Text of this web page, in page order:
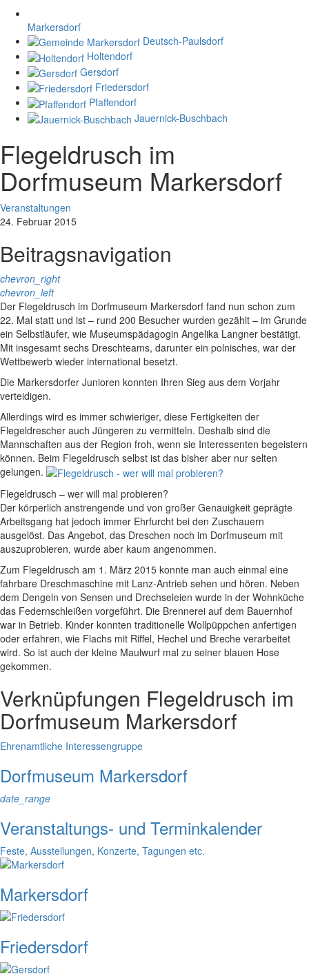
Markersdorf
Deutsch-Paulsdorf
Holtendorf
Gersdorf
Friedersdorf
Pfaffendorf
Jauernick-Buschbach
Flegeldrusch im
Dorfmuseum Markersdorf
Veranstaltungen
24. Februar 2015
Beitragsnavigation
chevron_right
chevron_left
Der Flegeldrusch im Dorfmuseum Markersdorf fand nun schon zum
22. Mal statt und ist – rund 200 Besucher wurden gezählt – im Grunde
ein Selbstläufer, wie Museumspädagogin Angelika Langner bestätigt.
Mit insgesamt sechs Dreschteams, darunter ein polnisches, war der
Wettbewerb wieder international besetzt.
Die Markersdorfer Junioren konnten Ihren Sieg aus dem Vorjahr
verteidigen.
Allerdings wird es immer schwieriger, diese Fertigkeiten der
Flegeldrescher auch Jüngeren zu vermitteln. Deshalb sind die
Mannschaften aus der Region froh, wenn sie Interessenten begeistern
können. Beim Flegeldrusch selbst ist das bisher aber nur selten
gelungen.
Flegeldrusch – wer will mal probieren?
Der körperlich anstrengende und von großer Genauigkeit geprägte
Arbeitsgang hat jedoch immer Ehrfurcht bei den Zuschauern
ausgelöst. Das Angebot, das Dreschen noch im Dorfmuseum mit
auszuprobieren, wurde aber kaum angenommen.
Zum Flegeldrusch am 1. März 2015 konnte man auch einmal eine
fahrbare Dreschmaschine mit Lanz-Antrieb sehen und hören. Neben
dem Dengeln von Sensen und Drechseleien wurde in der Wohnküche
das Federnschleißen vorgeführt. Die Brennerei auf dem Bauernhof
war in Betrieb. Kinder konnten traditionelle Wollpüppchen anfertigen
oder erfahren, wie Flachs mit Riffel, Hechel und Breche verarbeitet
wird. So ist auch der kleine Maulwurf mal zu seiner blauen Hose
gekommen.
Verknüpfungen Flegeldrusch im
Dorfmuseum Markersdorf
Ehrenamtliche Interessengruppe
Dorfmuseum Markersdorf
date_range
Veranstaltungs- und Terminkalender
Feste, Ausstellungen, Konzerte, Tagungen etc.
Markersdorf
Friedersdorf